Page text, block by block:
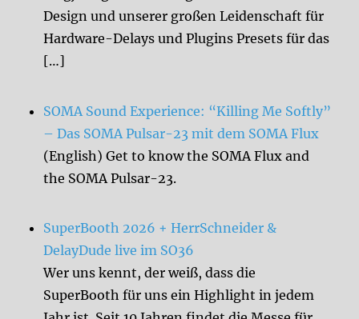
Design und unserer großen Leidenschaft für
Hardware-Delays und Plugins Presets für das
[…]
SOMA Sound Experience: “Killing Me Softly”
– Das SOMA Pulsar-23 mit dem SOMA Flux
(English) Get to know the SOMA Flux and
the SOMA Pulsar-23.
SuperBooth 2026 + HerrSchneider &
DelayDude live im SO36
Wer uns kennt, der weiß, dass die
SuperBooth für uns ein Highlight in jedem